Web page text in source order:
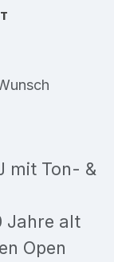
mit Ton- &
Jahre alt
Open